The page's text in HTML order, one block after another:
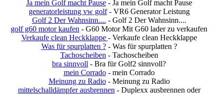
Ja mein Golf macht Pause- Ja mein Golf macht Pause
generatorleistung vw golf- VR6 Generator Leistung
Golf 2 Der Wahnsinn.... - Golf 2 Der Wahnsinn....
golf g60 motor kaufen - G60 Motor Mit G60 lader zu verkaufen
Verkaufe clean Heckklappe - Verkaufe clean Heckklappe
Was für spurplatten ?- Was für spurplatten ?
Tachoscheiben - Tachoscheiben
bra sinnvoll - Bra für Golf2 sinnvoll?
mein Corrado- mein Corrado
Meinung zu Radio- Meinung zu Radio
mittelschalldämpfer ausbrennen - Duplexx ausbrennen oder